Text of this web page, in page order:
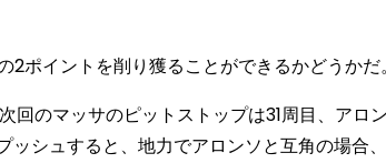
ポイントを削り獲ることができるかどうかだ。
のマッサのピットストップは31周目、アロ
シュすると、地力でアロンソと互角の場合